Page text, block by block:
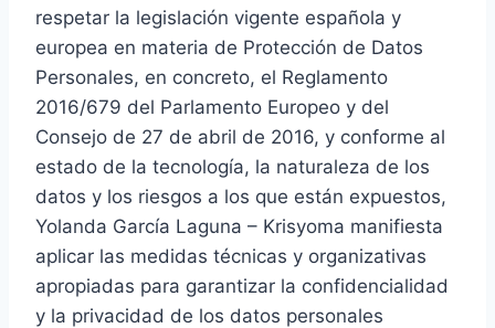
respetar la legislación vigente española y
europea en materia de Protección de Datos
Personales, en concreto, el Reglamento
2016/679 del Parlamento Europeo y del
Consejo de 27 de abril de 2016, y conforme al
estado de la tecnología, la naturaleza de los
datos y los riesgos a los que están expuestos,
Yolanda García Laguna – Krisyoma manifiesta
aplicar las medidas técnicas y organizativas
apropiadas para garantizar la confidencialidad
y la privacidad de los datos personales